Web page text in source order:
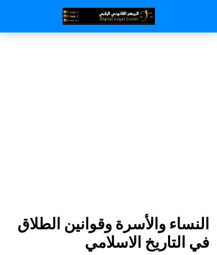
النساء والأسرة وقوانين الطلاق
في التاريخ الاسلامي